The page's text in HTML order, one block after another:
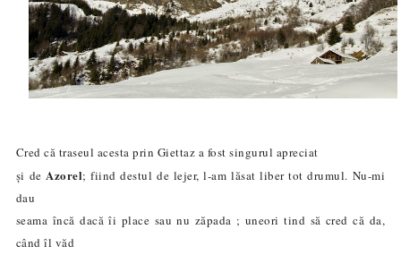
Cred că traseul acesta prin Giettaz a fost singurul apreciat
și deAzorel; fiind destul de lejer, l-am lăsat liber tot drumul. Nu-mi
dau
seama încă dacă îi place sau nu zăpada ; uneori tind să cred că da,
când îl văd